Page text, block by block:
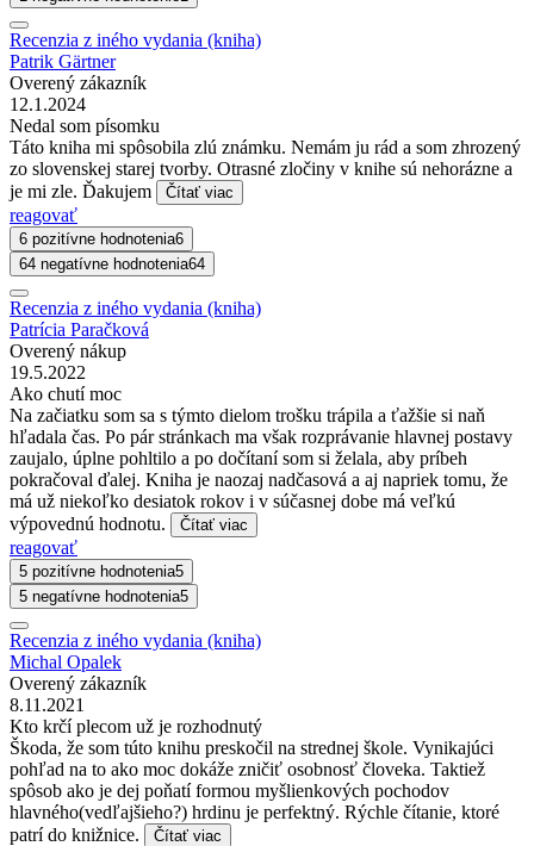
Recenzia z iného vydania (kniha)
Patrik Gärtner
Overený zákazník
12.1.2024
Nedal som písomku
Táto kniha mi spôsobila zlú známku. Nemám ju rád a som zhrozený
zo slovenskej starej tvorby. Otrasné zločiny v knihe sú nehorázne a
je mi zle. Ďakujem
Čítať viac
reagovať
6 pozitívne hodnotenia6
64 negatívne hodnotenia64
Recenzia z iného vydania (kniha)
Patrícia Paračková
Overený nákup
19.5.2022
Ako chutí moc
Na začiatku som sa s týmto dielom trošku trápila a ťažšie si naň
hľadala čas. Po pár stránkach ma však rozprávanie hlavnej postavy
zaujalo, úplne pohltilo a po dočítaní som si želala, aby príbeh
pokračoval ďalej. Kniha je naozaj nadčasová a aj napriek tomu, že
má už niekoľko desiatok rokov i v súčasnej dobe má veľkú
výpovednú hodnotu.
Čítať viac
reagovať
5 pozitívne hodnotenia5
5 negatívne hodnotenia5
Recenzia z iného vydania (kniha)
Michal Opalek
Overený zákazník
8.11.2021
Kto krčí plecom už je rozhodnutý
Škoda, že som túto knihu preskočil na strednej škole. Vynikajúci
pohľad na to ako moc dokáže zničiť osobnosť človeka. Taktiež
spôsob ako je dej poňatí formou myšlienkových pochodov
hlavného(vedľajšieho?) hrdinu je perfektný. Rýchle čítanie, ktoré
patrí do knižnice.
Čítať viac